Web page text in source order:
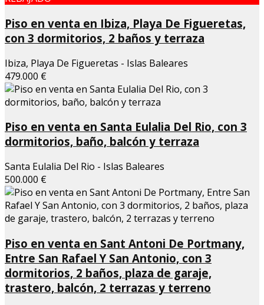
Piso en venta en Ibiza, Playa De Figueretas,
con 3 dormitorios, 2 baños y terraza
Ibiza, Playa De Figueretas - Islas Baleares
479.000 €
Piso en venta en Santa Eulalia Del Rio, con 3
dormitorios, baño, balcón y terraza
Santa Eulalia Del Rio - Islas Baleares
500.000 €
Piso en venta en Sant Antoni De Portmany,
Entre San Rafael Y San Antonio, con 3
dormitorios, 2 baños, plaza de garaje,
trastero, balcón, 2 terrazas y terreno